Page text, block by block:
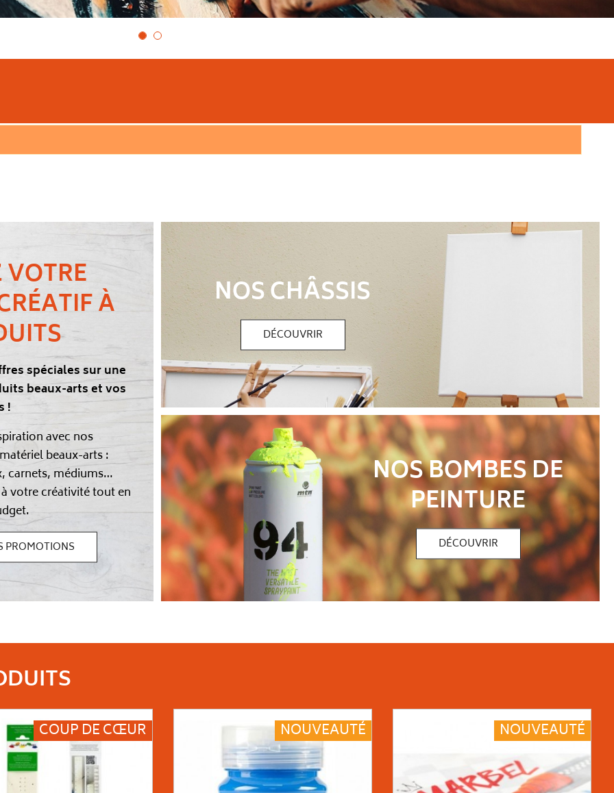
À
spéciales sur une
beaux-arts et vos
!
avec nos
beaux-arts :
carnets, médiums…
votre créativité tout en
PROMOTIONS
NOS CHÂSSIS
DÉCOUVRIR
NOS BOMBES DE
PEINTURE
DÉCOUVRIR
NOUVEAUTÉ NOUVEAUTÉ COUP DE CŒUR